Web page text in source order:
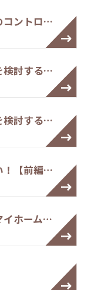
ントロ…
検討する…
検討する…
！【前編…
ホーム…